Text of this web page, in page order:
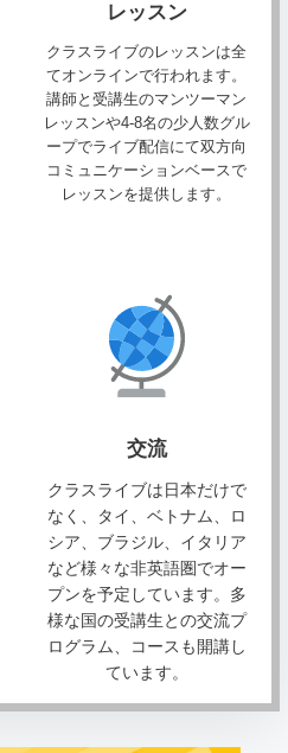
レッスン
クラスライブのレッスンは全
てオンラインで行われます。
講師と受講生のマンツーマン
レッスンや4-8名の少人数グル
ープでライブ配信にて双方向
コミュニケーションベースで
レッスンを提供します。
交流
クラスライブは日本だけで
なく、タイ、ベトナム、ロ
シア、ブラジル、イタリア
など様々な非英語圏でオー
プンを予定しています。多
様な国の受講生との交流プ
ログラム、コースも開講し
ています。